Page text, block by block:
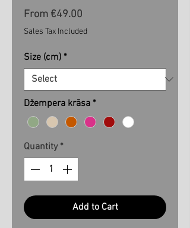
From €49.00
Price
Sales Tax Included
Size (cm) *
Džempera krāsa *
Quantity *
Add to Cart